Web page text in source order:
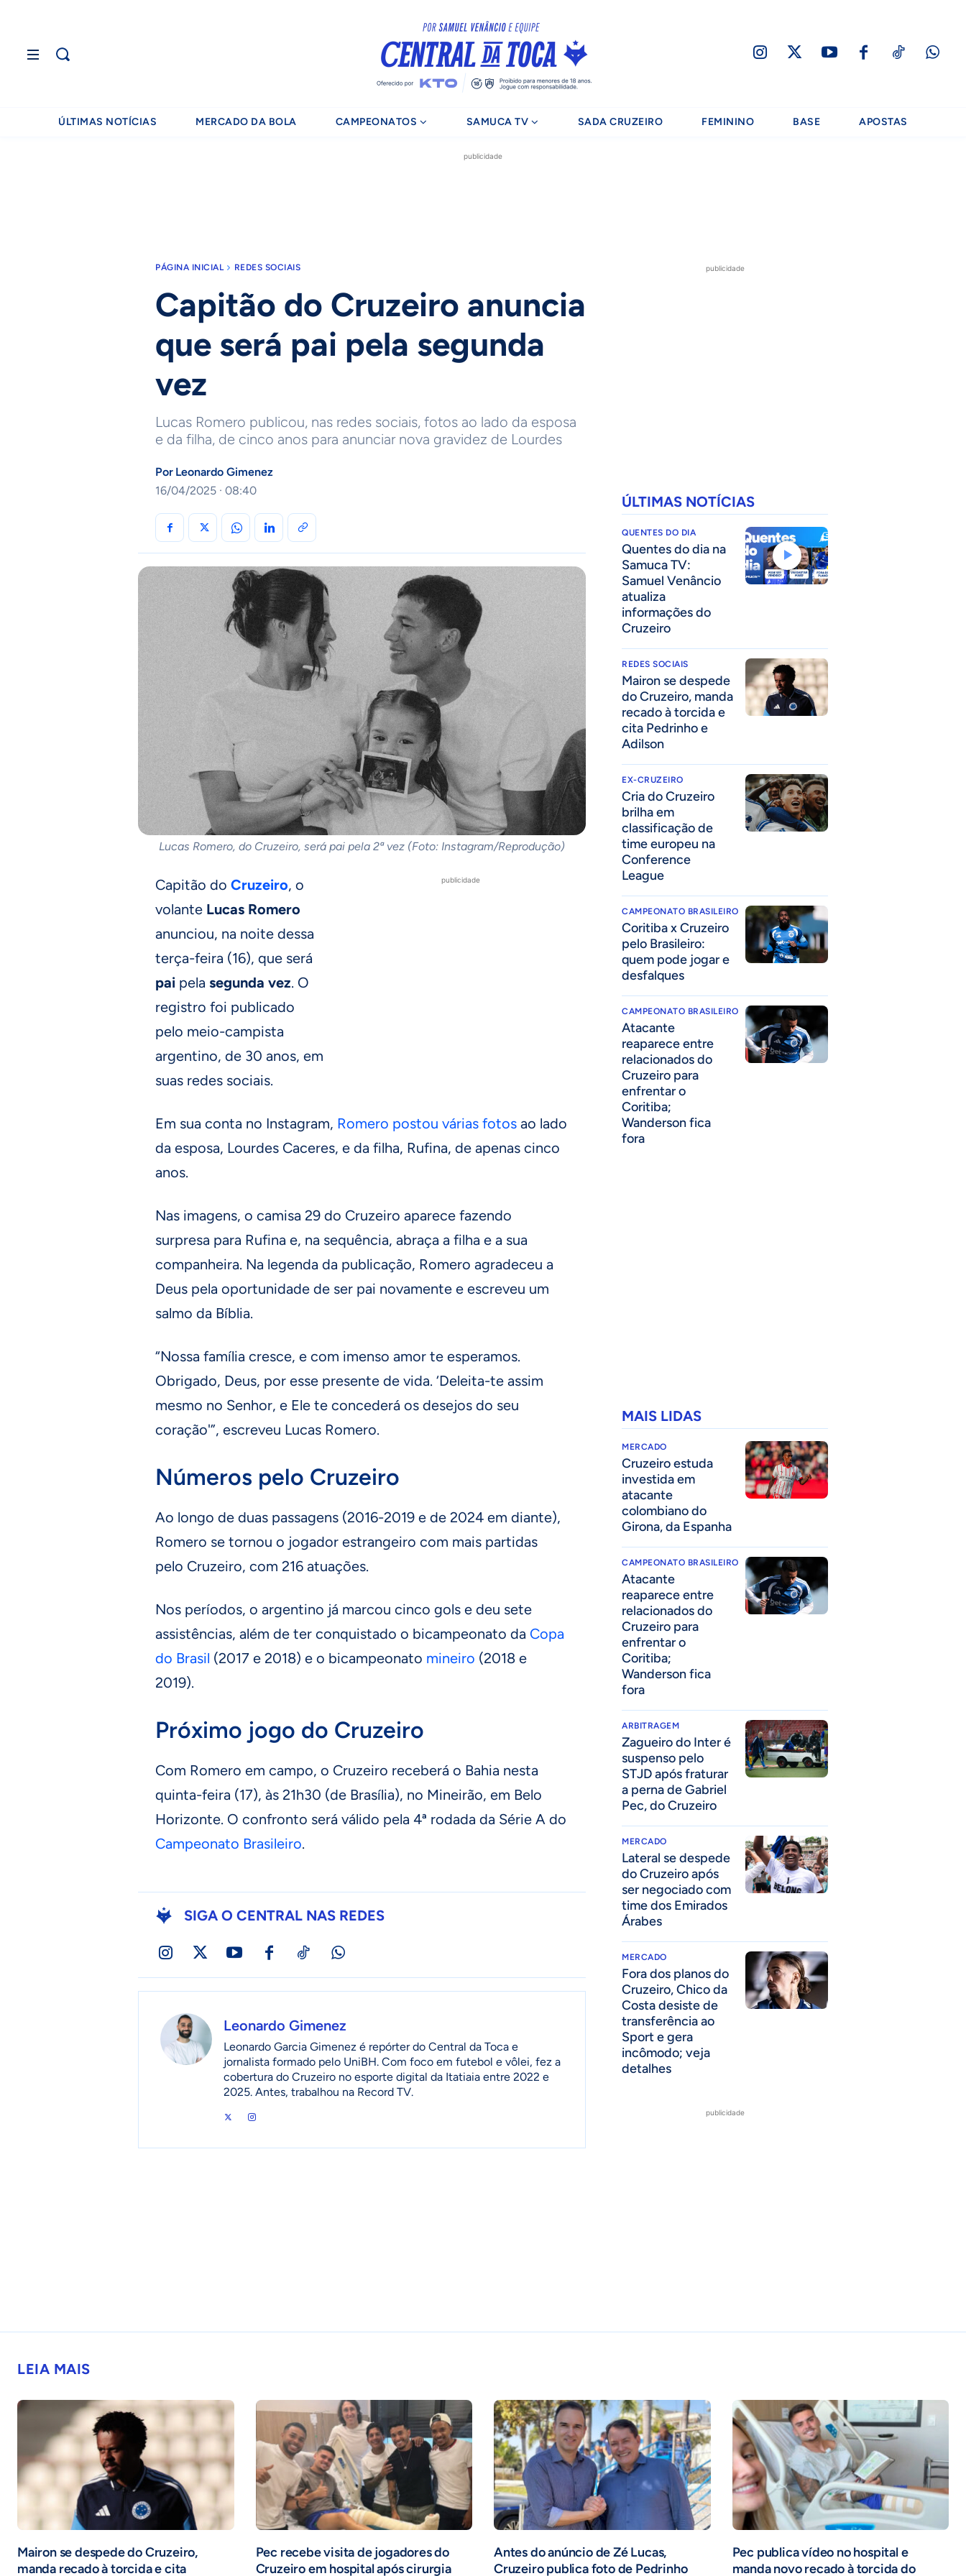
ÚLTIMAS NOTÍCIAS MERCADO DA BOLA CAMPEONATOS SAMUCA TV SADA CRUZEIRO FEMININO BASE APOSTAS
publicidade
PÁGINA INICIAL REDES SOCIAIS
Capitão do Cruzeiro anuncia
que será pai pela segunda
vez
Lucas Romero publicou, nas redes sociais, fotos ao lado da esposa
e da filha, de cinco anos para anunciar nova gravidez de Lourdes
Por Leonardo Gimenez
16/04/2025 · 08:40
Lucas Romero, do Cruzeiro, será pai pela 2ª vez (Foto: Instagram/Reprodução)
publicidade
Capitão do Cruzeiro, o
volante Lucas Romero
anunciou, na noite dessa
terça-feira (16), que será
pai pela segunda vez. O
registro foi publicado
pelo meio-campista
argentino, de 30 anos, em
suas redes sociais.
Em sua conta no Instagram, Romero postou várias fotos ao lado
da esposa, Lourdes Caceres, e da filha, Rufina, de apenas cinco
anos.
Nas imagens, o camisa 29 do Cruzeiro aparece fazendo
surpresa para Rufina e, na sequência, abraça a filha e a sua
companheira. Na legenda da publicação, Romero agradeceu a
Deus pela oportunidade de ser pai novamente e escreveu um
salmo da Bíblia.
“Nossa família cresce, e com imenso amor te esperamos.
Obrigado, Deus, por esse presente de vida. ‘Deleita-te assim
mesmo no Senhor, e Ele te concederá os desejos do seu
coração'”, escreveu Lucas Romero.
Números pelo Cruzeiro
Ao longo de duas passagens (2016-2019 e de 2024 em diante),
Romero se tornou o jogador estrangeiro com mais partidas
pelo Cruzeiro, com 216 atuações.
Nos períodos, o argentino já marcou cinco gols e deu sete
assistências, além de ter conquistado o bicampeonato da Copa
do Brasil (2017 e 2018) e o bicampeonato mineiro (2018 e
2019).
Próximo jogo do Cruzeiro
Com Romero em campo, o Cruzeiro receberá o Bahia nesta
quinta-feira (17), às 21h30 (de Brasília), no Mineirão, em Belo
Horizonte. O confronto será válido pela 4ª rodada da Série A do
Campeonato Brasileiro.
SIGA O CENTRAL NAS REDES
Leonardo Gimenez
Leonardo Garcia Gimenez é repórter do Central da Toca e
jornalista formado pelo UniBH. Com foco em futebol e vôlei, fez a
cobertura do Cruzeiro no esporte digital da Itatiaia entre 2022 e
2025. Antes, trabalhou na Record TV.
publicidade
ÚLTIMAS NOTÍCIAS
QUENTES DO DIA
Quentes do dia na
Samuca TV:
Samuel Venâncio
atualiza
informações do
Cruzeiro
REDES SOCIAIS
Mairon se despede
do Cruzeiro, manda
recado à torcida e
cita Pedrinho e
Adilson
EX-CRUZEIRO
Cria do Cruzeiro
brilha em
classificação de
time europeu na
Conference
League
CAMPEONATO BRASILEIRO
Coritiba x Cruzeiro
pelo Brasileiro:
quem pode jogar e
desfalques
CAMPEONATO BRASILEIRO
Atacante
reaparece entre
relacionados do
Cruzeiro para
enfrentar o
Coritiba;
Wanderson fica
fora
MAIS LIDAS
MERCADO
Cruzeiro estuda
investida em
atacante
colombiano do
Girona, da Espanha
CAMPEONATO BRASILEIRO
Atacante
reaparece entre
relacionados do
Cruzeiro para
enfrentar o
Coritiba;
Wanderson fica
fora
ARBITRAGEM
Zagueiro do Inter é
suspenso pelo
STJD após fraturar
a perna de Gabriel
Pec, do Cruzeiro
MERCADO
Lateral se despede
do Cruzeiro após
ser negociado com
time dos Emirados
Árabes
MERCADO
Fora dos planos do
Cruzeiro, Chico da
Costa desiste de
transferência ao
Sport e gera
incômodo; veja
detalhes
publicidade
LEIA MAIS
Mairon se despede do Cruzeiro,
manda recado à torcida e cita
Pec recebe visita de jogadores do
Cruzeiro em hospital após cirurgia
Antes do anúncio de Zé Lucas,
Cruzeiro publica foto de Pedrinho
Pec publica vídeo no hospital e
manda novo recado à torcida do